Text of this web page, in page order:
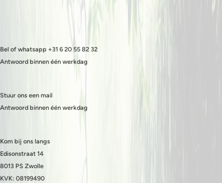
Bel of whatsapp +31 6 20 55 82 32
Antwoord binnen één werkdag
Stuur ons een mail
Antwoord binnen één werkdag
Kom bij ons langs
Edisonstraat 14
8013 PS Zwolle
KVK: 08199490